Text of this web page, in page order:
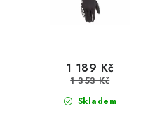
Skladem
1 189 Kč
1 353 Kč